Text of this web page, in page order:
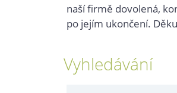
naší firmě dovolená,
po jejím ukončení.
Vyhledávání